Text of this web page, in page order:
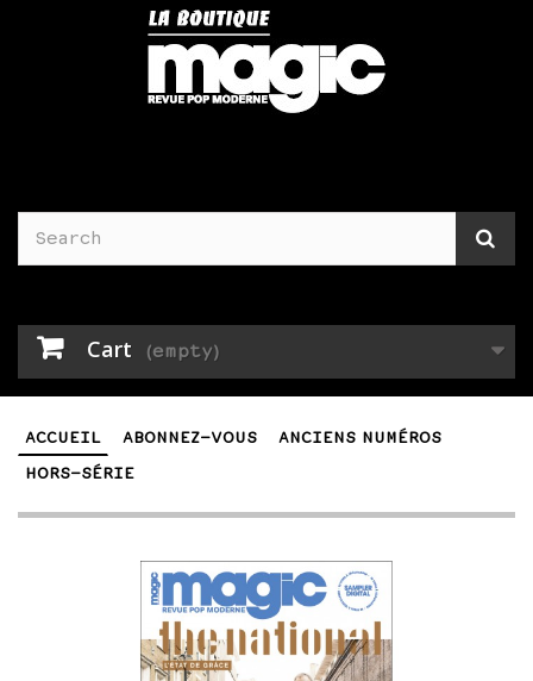
Cart (empty)
ACCUEIL ABONNEZ-VOUS
ANCIENS NUMÉROS
HORS-SÉRIE